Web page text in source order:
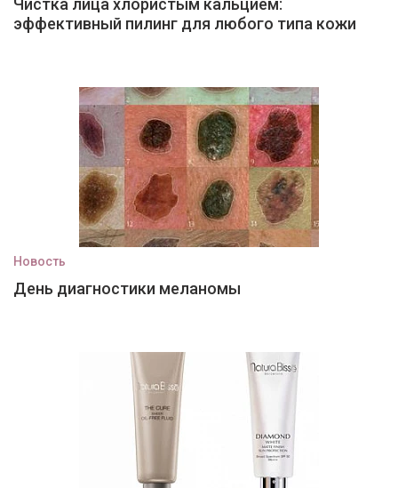
Чистка лица хлористым кальцием:
эффективный пилинг для любого типа кожи
Новость
День диагностики меланомы